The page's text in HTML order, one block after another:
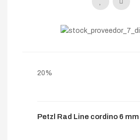
20%
Petzl Rad Line cordino 6